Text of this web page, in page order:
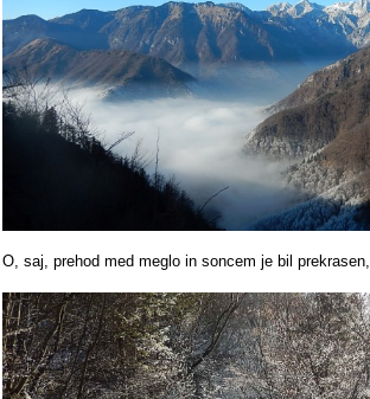
O, saj, prehod med meglo in soncem je bil